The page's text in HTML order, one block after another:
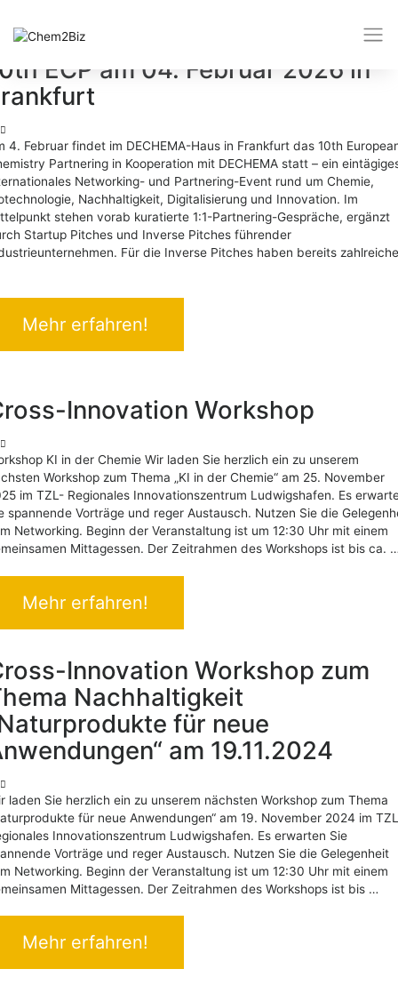
ECP am 04. Februar 2026 in
4. Februar findet im DECHEMA-Haus in Frankfurt das 10th
Partnering in Kooperation mit DECHEMA statt – ein
Networking- und Partnering-Event rund um Chemie,
Nachhaltigkeit, Digitalisierung und Innovation. Im
stehen vorab kuratierte 1:1-Partnering-Gespräche, ergänzt
Startup Pitches und Inverse Pitches führender
Für die Inverse Pitches haben bereits zahlreiche
Mehr erfahren!
Innovation Workshop
KI in der Chemie Wir laden Sie herzlich ein zu unserem
Workshop zum Thema „KI in der Chemie“ am 25. November
im TZL- Regionales Innovationszentrum Ludwigshafen. Es
spannende Vorträge und reger Austausch. Nutzen Sie die
Networking. Beginn der Veranstaltung ist um 12:30 Uhr mit einem
Mittagessen. Der Zeitrahmen des Workshops ist bis ca.
Mehr erfahren!
Innovation Workshop zum
Nachhaltigkeit
für neue
am 19.11.2024
laden Sie herzlich ein zu unserem nächsten Workshop zum Thema
für neue Anwendungen“ am 19. November 2024 im
Innovationszentrum Ludwigshafen. Es erwarten Sie
Vorträge und reger Austausch. Nutzen Sie die Gelegenheit
Networking. Beginn der Veranstaltung ist um 12:30 Uhr mit einem
Mittagessen. Der Zeitrahmen des Workshops ist bis …
Mehr erfahren!